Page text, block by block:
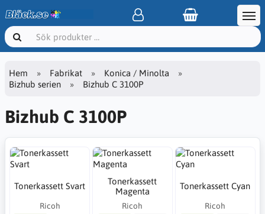
Hem Fabrikat
Konica / Minolta
Bizhub serien
Bizhub C 3100P
Bizhub C 3100P
Tonerkassett Svart
Ricoh
Tonerkassett
Magenta
Ricoh
Tonerkassett Cyan
Ricoh